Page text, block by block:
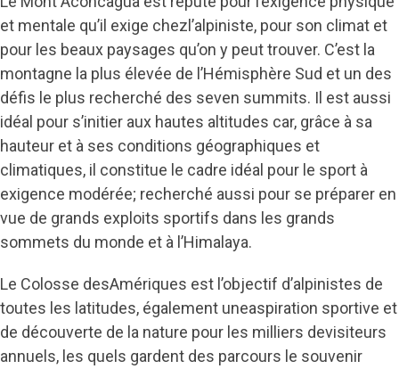
et mentale qu’il exige chezl’alpiniste, pour son climat et
pour les beaux paysages qu’on y peut trouver. C’est la
montagne la plus élevée de l’Hémisphère Sud et un des
défis le plus recherché des seven summits. Il est aussi
idéal pour s’initier aux hautes altitudes car, grâce à sa
hauteur et à ses conditions géographiques et
climatiques, il constitue le cadre idéal pour le sport à
exigence modérée; recherché aussi pour se préparer en
vue de grands exploits sportifs dans les grands
sommets du monde et à l’Himalaya.
Le Colosse desAmériques est l’objectif d’alpinistes de
toutes les latitudes, également uneaspiration sportive et
de découverte de la nature pour les milliers devisiteurs
annuels, les quels gardent des parcours le souvenir